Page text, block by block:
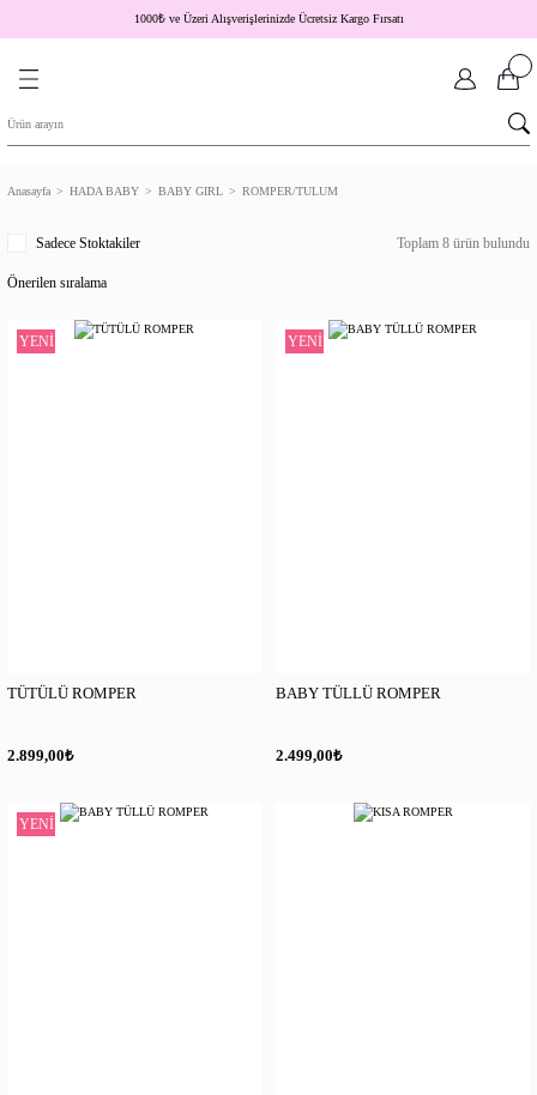
1000₺ve Üzeri Alışverişlerinizde Ücretsiz Kargo Fırsatı
Anasayfa HADA BABY BABY GIRL ROMPER/TULUM
Sadece Stoktakiler Toplam 8 ürün bulundu
YENİ
TÜTÜLÜ ROMPER
2.899,00₺
YENİ
BABY TÜLLÜ ROMPER
2.499,00₺
YENİ